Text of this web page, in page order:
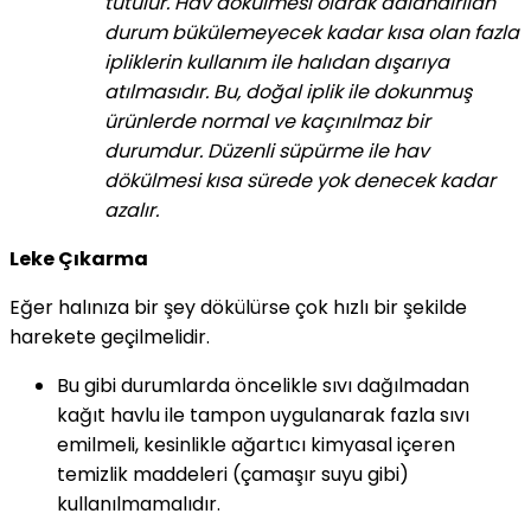
durum bükülemeyecek kadar kısa olan fazla
ipliklerin kullanım ile halıdan dışarıya
atılmasıdır. Bu, doğal iplik ile dokunmuş
ürünlerde normal ve kaçınılmaz bir
durumdur. Düzenli süpürme ile hav
dökülmesi kısa sürede yok denecek kadar
azalır.
Leke Çıkarma
Eğer halınıza bir şey dökülürse çok hızlı bir şekilde
harekete geçilmelidir.
Bu gibi durumlarda öncelikle sıvı dağılmadan
kağıt havlu ile tampon uygulanarak fazla sıvı
emilmeli, kesinlikle ağartıcı kimyasal içeren
temizlik maddeleri (çamaşır suyu gibi)
kullanılmamalıdır.